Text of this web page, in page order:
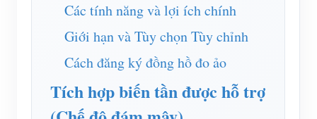
Hệ thống dự báo và mô phỏng năng lượng
Các ứng dụng
Màn hình năng lượng hệ thống PV năng lượng mặt
trời
Cửa hàng
Tài nguyên
Các tính năng và lợi ích chính
Giới hạn và Tùy chọn Tùy chỉnh
Cách đăng ký đồng hồ đo ảo
Tích hợp biến tần được hỗ trợ